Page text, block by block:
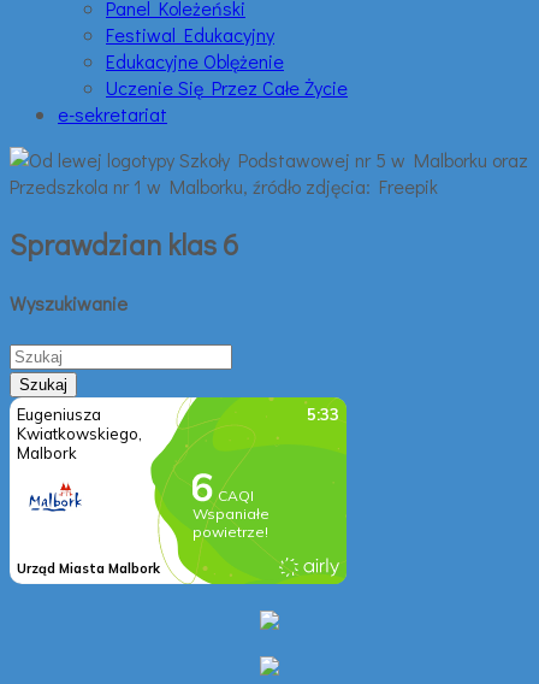
Panel Koleżeński
Festiwal Edukacyjny
Edukacyjne Oblężenie
Uczenie Się Przez Całe Życie
e-sekretariat
Sprawdzian klas 6
Wyszukiwanie